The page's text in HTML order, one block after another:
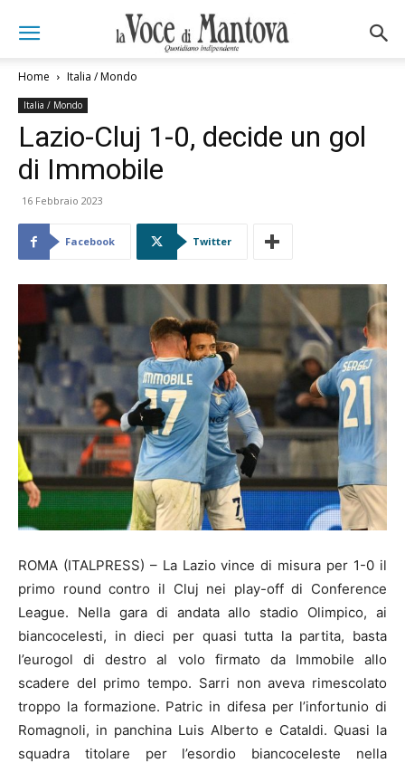
Home Italia / Mondo
Italia / Mondo
Lazio-Cluj 1-0, decide un gol
di Immobile
16 Febbraio 2023
Facebook Twitter
ROMA (ITALPRESS) – La Lazio vince di misura per 1-0 il
primo round contro il Cluj nei play-off di Conference
League. Nella gara di andata allo stadio Olimpico, ai
biancocelesti, in dieci per quasi tutta la partita, basta
l’eurogol di destro al volo firmato da Immobile allo
scadere del primo tempo. Sarri non aveva rimescolato
troppo la formazione. Patric in difesa per l’infortunio di
Romagnoli, in panchina Luis Alberto e Cataldi. Quasi la
squadra titolare per l’esordio biancoceleste nella